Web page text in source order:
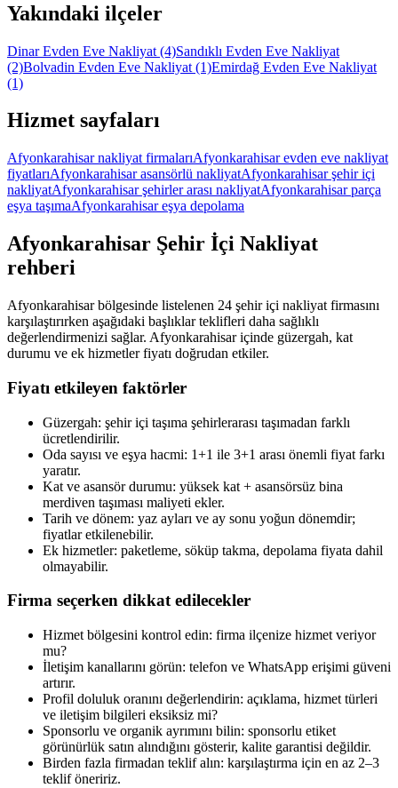
Yakındaki ilçeler
Dinar Evden Eve Nakliyat (4)Sandıklı Evden Eve Nakliyat
(2)Bolvadin Evden Eve Nakliyat (1)Emirdağ Evden Eve Nakliyat
(1)
Hizmet sayfaları
Afyonkarahisar nakliyat firmalarıAfyonkarahisar evden eve nakliyat
fiyatlarıAfyonkarahisar asansörlü nakliyatAfyonkarahisar şehir içi
nakliyatAfyonkarahisar şehirler arası nakliyatAfyonkarahisar parça
eşya taşımaAfyonkarahisar eşya depolama
Afyonkarahisar Şehir İçi Nakliyat
rehberi
Afyonkarahisar bölgesinde listelenen 24 şehir içi nakliyat firmasını
karşılaştırırken aşağıdaki başlıklar teklifleri daha sağlıklı
değerlendirmenizi sağlar. Afyonkarahisar içinde güzergah, kat
durumu ve ek hizmetler fiyatı doğrudan etkiler.
Fiyatı etkileyen faktörler
Güzergah: şehir içi taşıma şehirlerarası taşımadan farklı
ücretlendirilir.
Oda sayısı ve eşya hacmi: 1+1 ile 3+1 arası önemli fiyat farkı
yaratır.
Kat ve asansör durumu: yüksek kat + asansörsüz bina
merdiven taşıması maliyeti ekler.
Tarih ve dönem: yaz ayları ve ay sonu yoğun dönemdir;
fiyatlar etkilenebilir.
Ek hizmetler: paketleme, söküp takma, depolama fiyata dahil
olmayabilir.
Firma seçerken dikkat edilecekler
Hizmet bölgesini kontrol edin: firma ilçenize hizmet veriyor
mu?
İletişim kanallarını görün: telefon ve WhatsApp erişimi güveni
artırır.
Profil doluluk oranını değerlendirin: açıklama, hizmet türleri
ve iletişim bilgileri eksiksiz mi?
Sponsorlu ve organik ayrımını bilin: sponsorlu etiket
görünürlük satın alındığını gösterir, kalite garantisi değildir.
Birden fazla firmadan teklif alın: karşılaştırma için en az 2–3
teklif öneririz.